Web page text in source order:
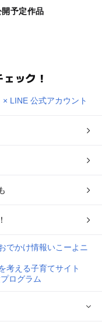
開予定作品
ック！